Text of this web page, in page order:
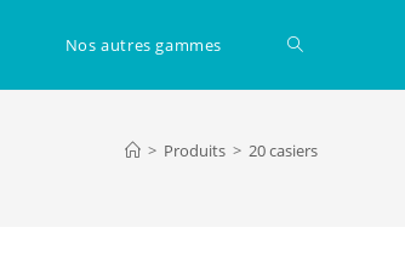
Nos autres gammes Toggle
> Produits > 20 casiers